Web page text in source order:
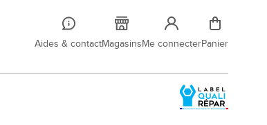
Aides & contactMagasinsMe connecterPanier